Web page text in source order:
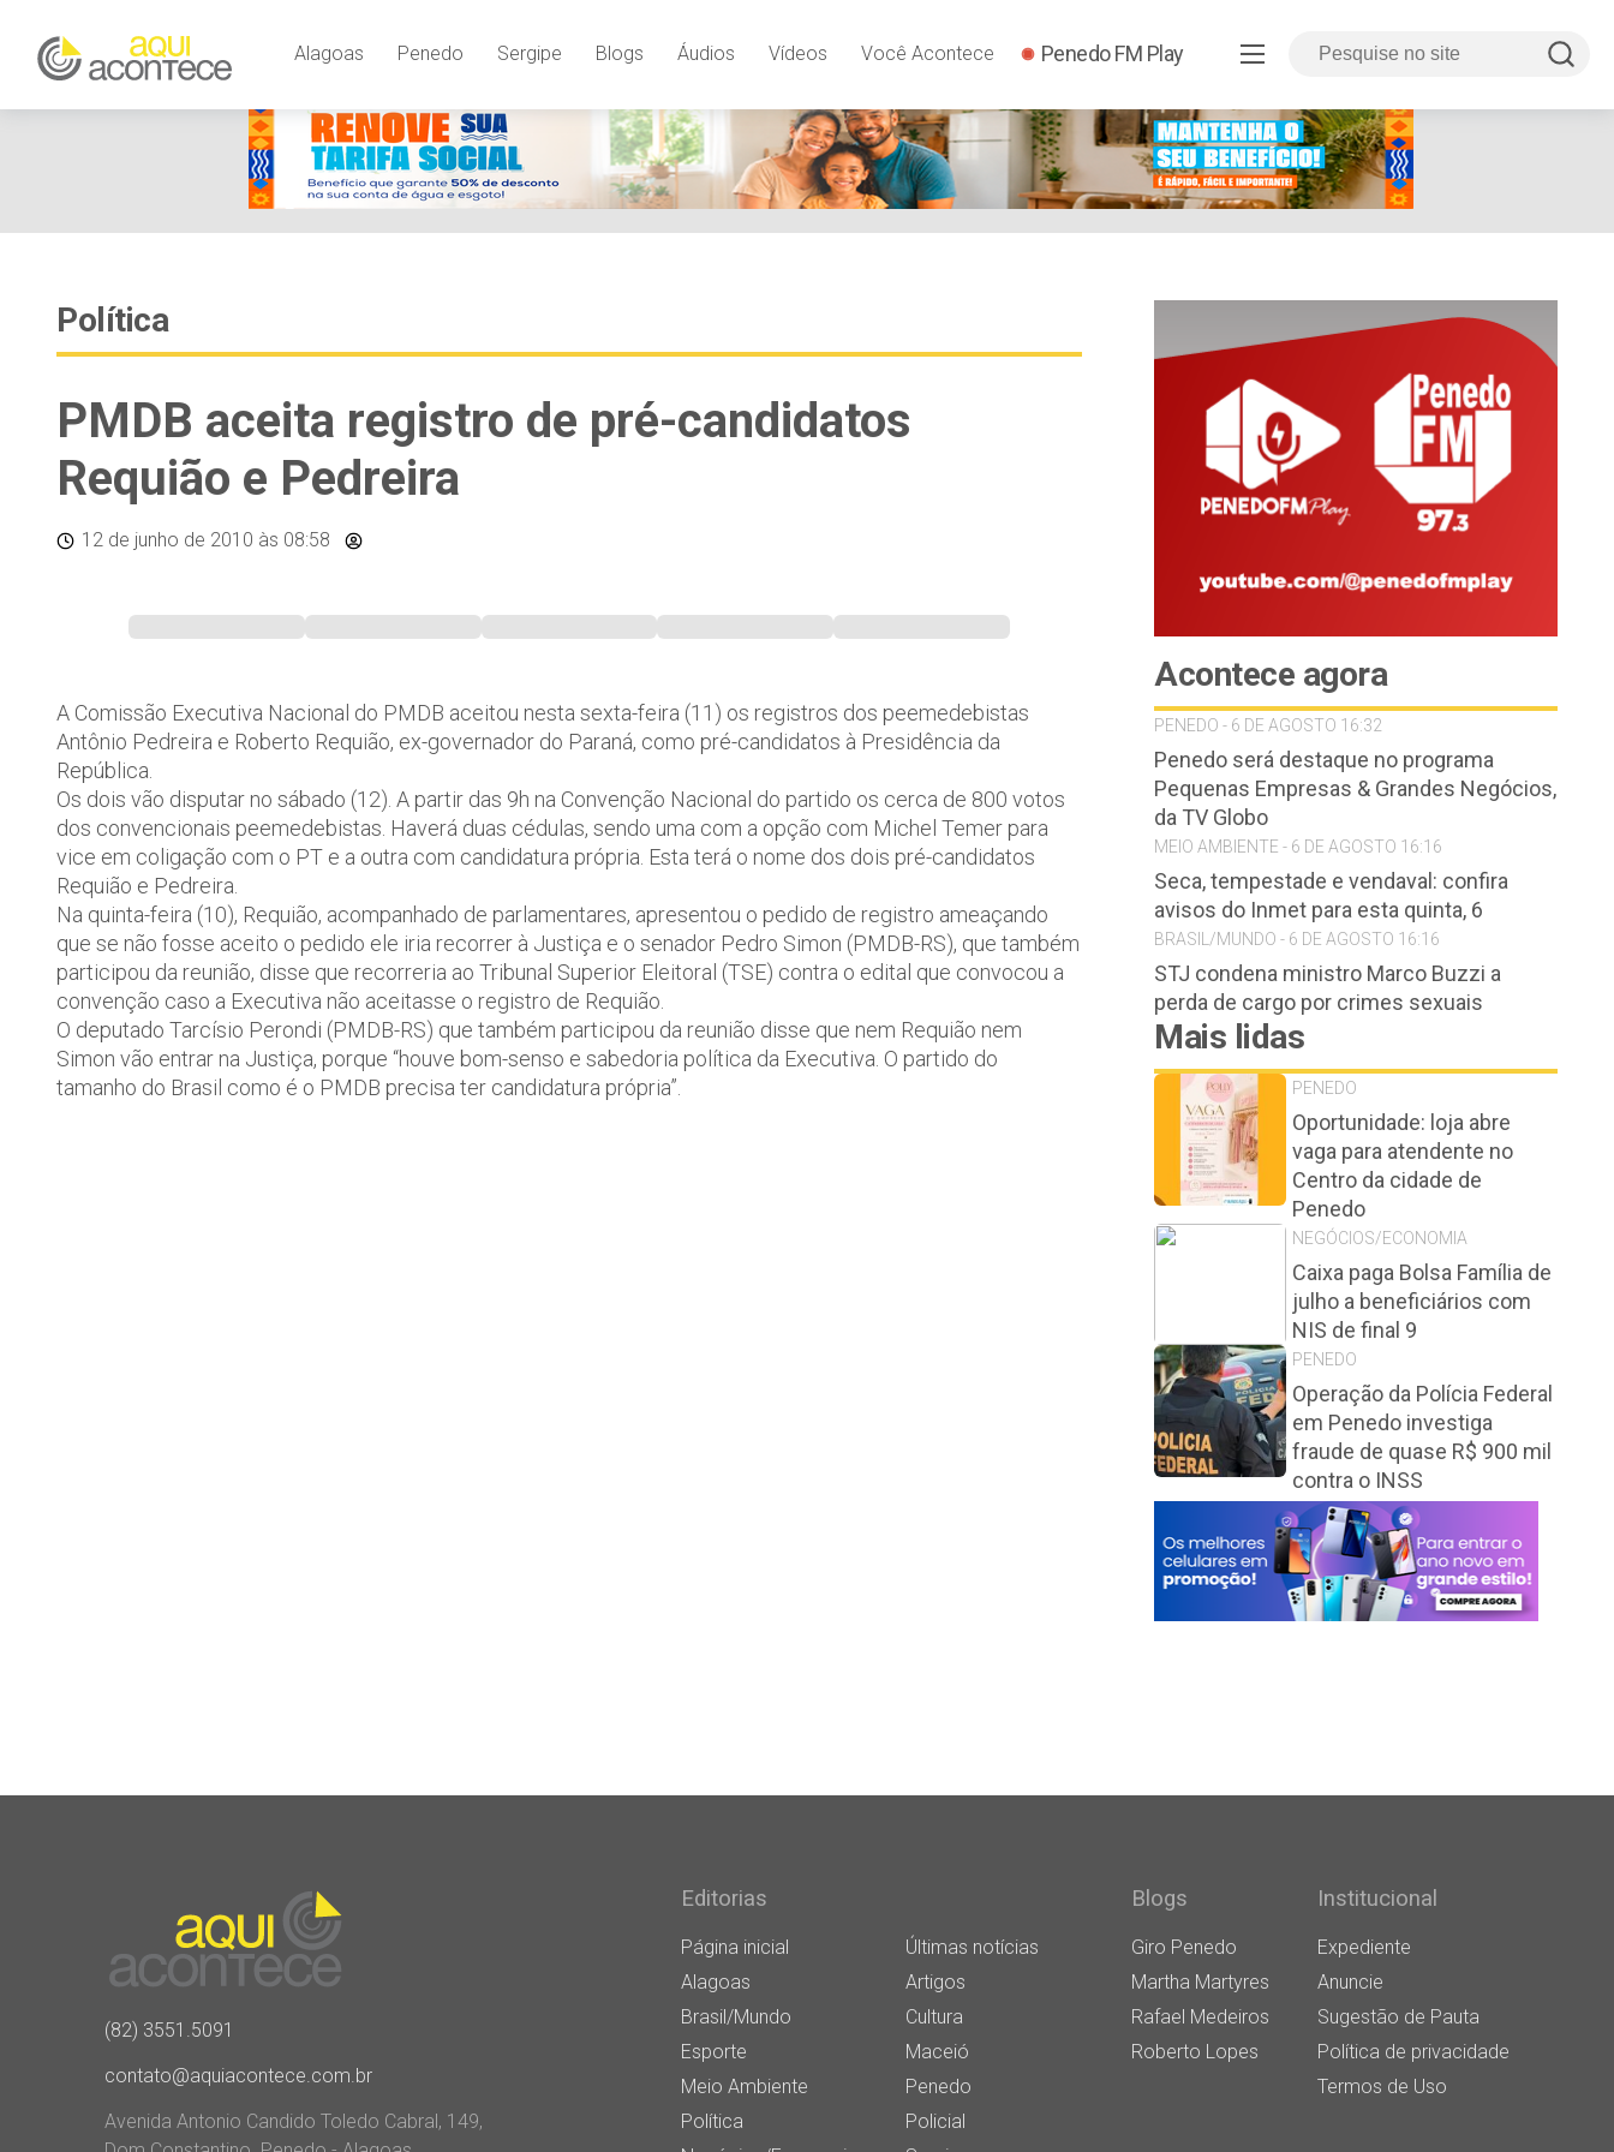
Alagoas Penedo Sergipe Blogs Áudios Vídeos Você Acontece Penedo FM Play
Política
PMDB aceita registro de pré-candidatos
Requião e Pedreira
12 de junho de 2010 às 08:58
A Comissão Executiva Nacional do PMDB aceitou nesta sexta-feira (11) os registros dos peemedebistas
Antônio Pedreira e Roberto Requião, ex-governador do Paraná, como pré-candidatos à Presidência da
República.
Os dois vão disputar no sábado (12). A partir das 9h na Convenção Nacional do partido os cerca de 800 votos
dos convencionais peemedebistas. Haverá duas cédulas, sendo uma com a opção com Michel Temer para
vice em coligação com o PT e a outra com candidatura própria. Esta terá o nome dos dois pré-candidatos
Requião e Pedreira.
Na quinta-feira (10), Requião, acompanhado de parlamentares, apresentou o pedido de registro ameaçando
que se não fosse aceito o pedido ele iria recorrer à Justiça e o senador Pedro Simon (PMDB-RS), que também
participou da reunião, disse que recorreria ao Tribunal Superior Eleitoral (TSE) contra o edital que convocou a
convenção caso a Executiva não aceitasse o registro de Requião.
O deputado Tarcísio Perondi (PMDB-RS) que também participou da reunião disse que nem Requião nem
Simon vão entrar na Justiça, porque “houve bom-senso e sabedoria política da Executiva. O partido do
tamanho do Brasil como é o PMDB precisa ter candidatura própria”.
Acontece agora
PENEDO - 6 DE AGOSTO 16:32
Penedo será destaque no programa
Pequenas Empresas & Grandes Negócios,
da TV Globo
MEIO AMBIENTE - 6 DE AGOSTO 16:16
Seca, tempestade e vendaval: confira
avisos do Inmet para esta quinta, 6
BRASIL/MUNDO - 6 DE AGOSTO 16:16
STJ condena ministro Marco Buzzi a
perda de cargo por crimes sexuais
Mais lidas
PENEDO
Oportunidade: loja abre
vaga para atendente no
Centro da cidade de
Penedo
NEGÓCIOS/ECONOMIA
Caixa paga Bolsa Família de
julho a beneficiários com
NIS de final 9
PENEDO
Operação da Polícia Federal
em Penedo investiga
fraude de quase R$ 900 mil
contra o INSS
(82) 3551.5091
contato@aquiacontece.com.br
Avenida Antonio Candido Toledo Cabral, 149,
Editorias
Página inicial
Últimas notícias
Alagoas
Artigos
Brasil/Mundo
Cultura
Esporte
Maceió
Meio Ambiente
Penedo
Política
Policial
Blogs
Giro Penedo
Martha Martyres
Rafael Medeiros
Roberto Lopes
Institucional
Expediente
Anuncie
Sugestão de Pauta
Política de privacidade
Termos de Uso